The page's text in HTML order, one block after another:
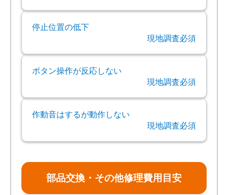
停止位置の低下
現地調査必須
ボタン操作が反応しない
現地調査必須
作動音はするが動作しない
現地調査必須
部品交換・その他修理費用目安